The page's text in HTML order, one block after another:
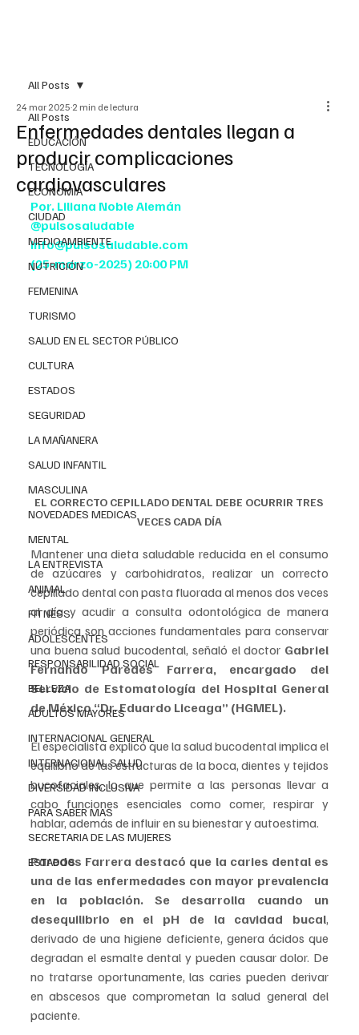
All Posts
EDUCACIÓN
TECNOLOGÍA
ECONOMÍA
CIUDAD
MEDIOAMBIENTE
NUTRICIÓN
FEMENINA
TURISMO
SALUD EN EL SECTOR PÚBLICO
CULTURA
ESTADOS
SEGURIDAD
LA MAÑANERA
SALUD INFANTIL
MASCULINA
NOVEDADES MEDICAS
MENTAL
LA ENTREVISTA
ANIMAL
FITNESS
ADOLESCENTES
RESPONSABILIDAD SOCIAL
BELLEZA
ADULTOS MAYORES
INTERNACIONAL GENERAL
INTERNACIONAL SALUD
DIVERSIDAD INCLUSIVA
PARA SABER MAS
SECRETARIA DE LAS MUJERES
ESTADOS
All Posts
Enfermedades dentales llegan a
producir complicaciones
cardiovasculares
24 mar 2025 2 min de lectura
Por. Liliana Noble Alemán
@pulsosaludable
info@pulsosaludable.com
(25-marzo-2025) 20:00 PM
EL CORRECTO CEPILLADO DENTAL DEBE OCURRIR TRES
VECES CADA DÍA
Mantener una dieta saludable reducida en el consumo
de azúcares y carbohidratos, realizar un correcto
cepillado dental con pasta fluorada al menos dos veces
al día y acudir a consulta odontológica de manera
periódica son acciones fundamentales para conservar
una buena salud bucodental, señaló el doctor Gabriel
Fernando Paredes Farrera, encargado del
Servicio de Estomatología del Hospital General
de México “Dr. Eduardo Liceaga” (HGMEL).
El especialista explicó que la salud bucodental implica el
equilibrio de las estructuras de la boca, dientes y tejidos
bucofaciales, lo que permite a las personas llevar a
cabo funciones esenciales como comer, respirar y
hablar, además de influir en su bienestar y autoestima.
Paredes Farrera destacó que la caries dental es
una de las enfermedades con mayor prevalencia
en la población. Se desarrolla cuando un
desequilibrio en el pH de la cavidad bucal,
derivado de una higiene deficiente, genera ácidos que
degradan el esmalte dental y pueden causar dolor. De
no tratarse oportunamente, las caries pueden derivar
en abscesos que comprometan la salud general del
paciente.